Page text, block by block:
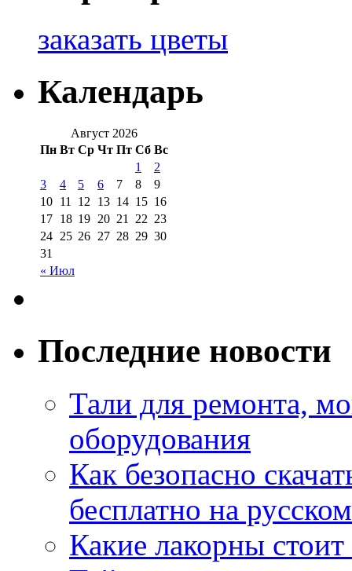
заказать цветы
Календарь
Август 2026
Пн Вт Ср Чт Пт Сб Вс
« Июл
1
2
3
4 5 6 7 8
9
10 11 12 13 14 15 16
17 18 19 20 21 22 23
24 25 26 27 28 29 30
31
Последние новости
Тали для ремонта,
оборудования
Как безопасно
бесплатно на
Какие лакорны